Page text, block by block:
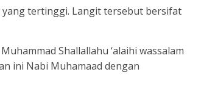
tertinggi. Langit tersebut bersifat
Shallallahu ‘alaihi wassalam
ini Nabi Muhamaad dengan